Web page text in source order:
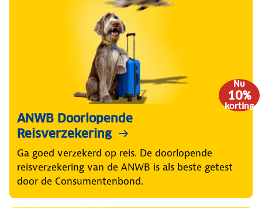
Nu
10%
korting
ANWB Doorlopende
Reisverzekering
Ga goed verzekerd op reis. De doorlopende
reisverzekering van de ANWB is als beste getest
door de Consumentenbond.